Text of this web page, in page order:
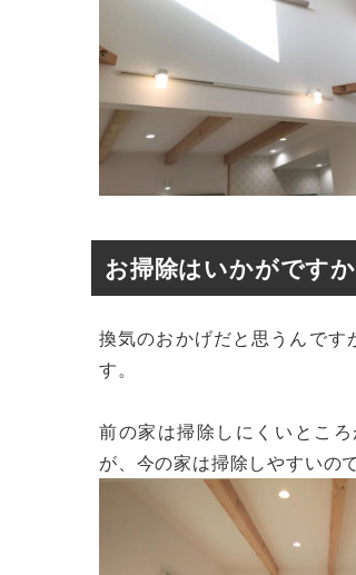
お掃除はいかがですか
換気のおかげだと思うんです
す。
前の家は掃除しにくいとこ
が、今の家は掃除しやすいの